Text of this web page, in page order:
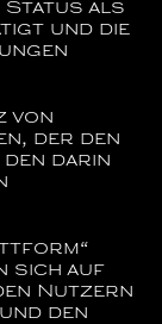
Status als
und die
von
der den
darin
sich auf
Nutzern
den